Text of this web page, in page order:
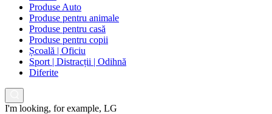
Produse Auto
Produse pentru animale
Produse pentru casă
Produse pentru copii
Școală | Oficiu
Sport | Distracții | Odihnă
Diferite
I'm looking, for example, LG